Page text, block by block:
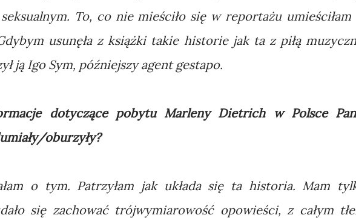
To, co nie mieściło się w reportażu umieściłam
usunęła z książki takie historie jak ta z piłą
ją Igo Sym, późniejszy agent gestapo.
dotyczące pobytu Marleny Dietrich w Polsce
oburzyły?
o tym. Patrzyłam jak układa się ta historia. Mam
się zachować trójwymiarowość opowieści, z całym